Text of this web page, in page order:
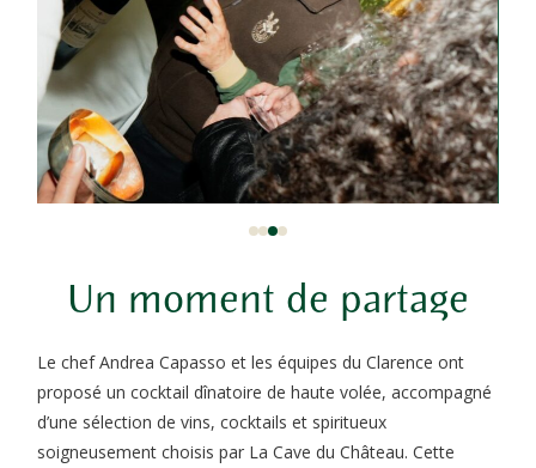
Un moment de partage
Le chef Andrea Capasso et les équipes du Clarence ont
proposé un cocktail dînatoire de haute volée, accompagné
d’une sélection de vins, cocktails et spiritueux
soigneusement choisis par La Cave du Château. Cette